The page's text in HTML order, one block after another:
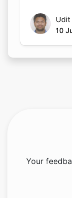
10
Your